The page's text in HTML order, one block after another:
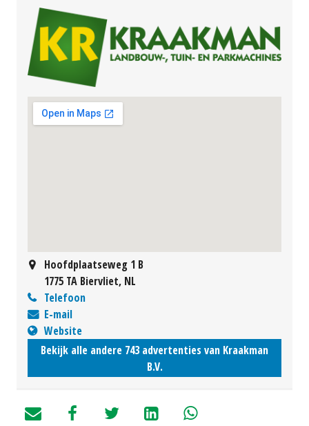
Hoofdplaatseweg 1 B
1775 TA Biervliet, NL
Telefoon
E-mail
Website
Bekijk alle andere 743 advertenties van Kraakman
B.V.